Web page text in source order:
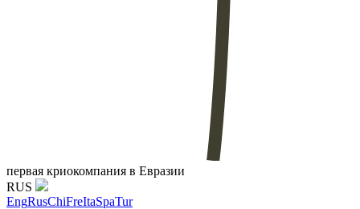
первая криокомпания в Евразии
RUS
EngRusChiFreItaSpaTur